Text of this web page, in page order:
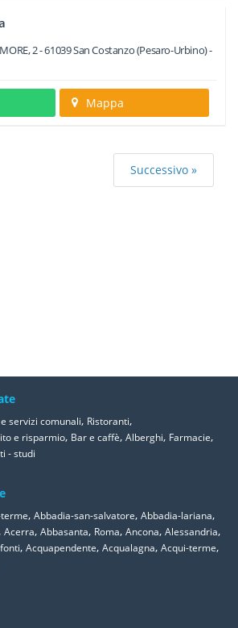
2-61039San Costanzo(Pesaro-Urbino) -
Mappa
Successivo »
servizi comunali, Ristoranti,
e risparmio, Bar e caffè, Alberghi, Farmacie,
- studi
, Abbadia-san-salvatore, Abbadia-lariana,
Acerra, Abbasanta, Roma, Ancona, Alessandria,
, Acquapendente, Acqualagna, Acqui-terme,